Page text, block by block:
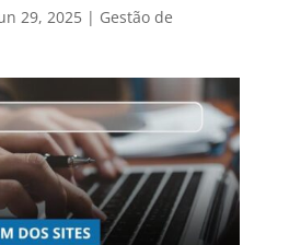
29, 2025| Gestão de